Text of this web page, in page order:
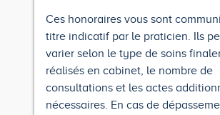
Ces honoraires vous sont
titre indicatif par le praticien. Ils
varier selon le type de soins
réalisés en cabinet, le nombre de
consultations et les actes
nécessaires. En cas de